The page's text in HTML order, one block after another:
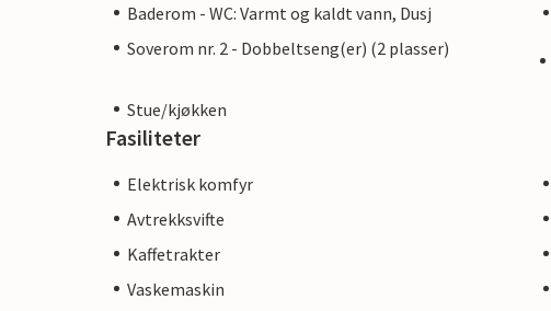
Baderom - WC: Varmt og kaldt vann, Dusj
Soverom nr. 2 - Dobbeltseng(er) (2 plasser)
Stue/kjøkken
Fasiliteter
Elektrisk komfyr
Avtrekksvifte
Kaffetrakter
Vaskemaskin